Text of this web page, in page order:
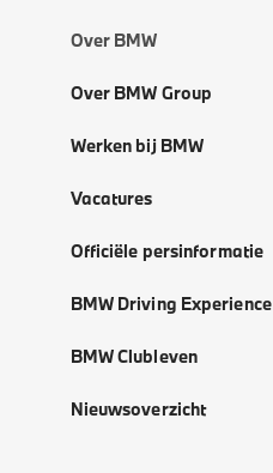
Over BMW
Over BMW Group
Werken bij BMW
Vacatures
Officiële persinformatie
BMW Driving Experience
BMW Clubleven
Nieuwsoverzicht